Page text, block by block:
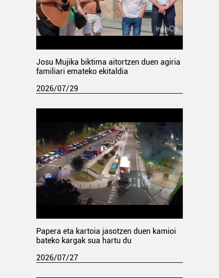
Josu Mujika biktima aitortzen duen agiria
familiari emateko ekitaldia
2026/07/29
Papera eta kartoia jasotzen duen kamioi
bateko kargak sua hartu du
2026/07/27